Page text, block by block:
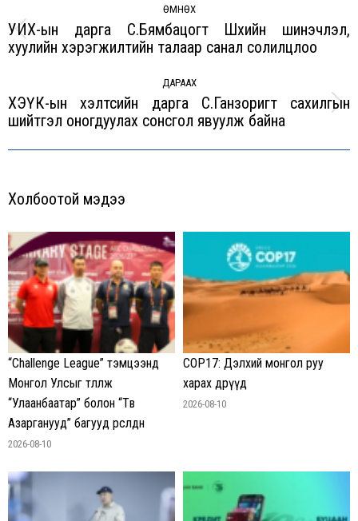
navigation
ӨМНӨХ
Previous
post:
УИХ-ын дарга С.Бямбацогт Шүүхийн шинэчлэл,
хуулийн хэрэгжилтийн талаар санал солилцлоо
ДАРААХ
Next
ХЭҮК-ын хэлтсийн дарга С.Ганзоригт сахилгын
шийтгэл оногдуулах сонсгол явуулж байна
Холбоотой мэдээ
“Challenge League” тэмцээнд
Монгол Улсыг төлөөлж
“Улаанбаатар” болон “Төв
Азарганууд” багууд өрсөлдөнө
2026-08-10
COP17: Дэлхий монгол руу
харах өдрүүд
2026-08-10